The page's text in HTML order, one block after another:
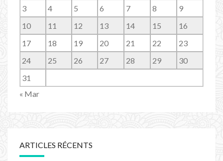
3
4 5 6 7 8
9
10
11 12 13 14 15
16
17
18 19 20 21 22
23
24
25 26 27 28 29
30
31
« Mar
ARTICLES RÉCENTS